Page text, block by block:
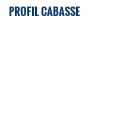
PROFIL CABASSE